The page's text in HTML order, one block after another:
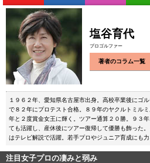
ボートレース 競輪
塩谷育代
プロゴルファー
著者のコラム一覧
１９６２年、愛知県名古屋市出身。高校卒業後にゴ
で８２年にプロテスト合格。８９年のヤクルトミル
年と２度賞金女王に輝く。ツアー通算２０勝。９３
ても活躍し、産休後にツアー復帰して優勝も飾った
はテレビ解説で活躍。若手プロやジュニア育成にも力
注目女子プロの凄みと弱み